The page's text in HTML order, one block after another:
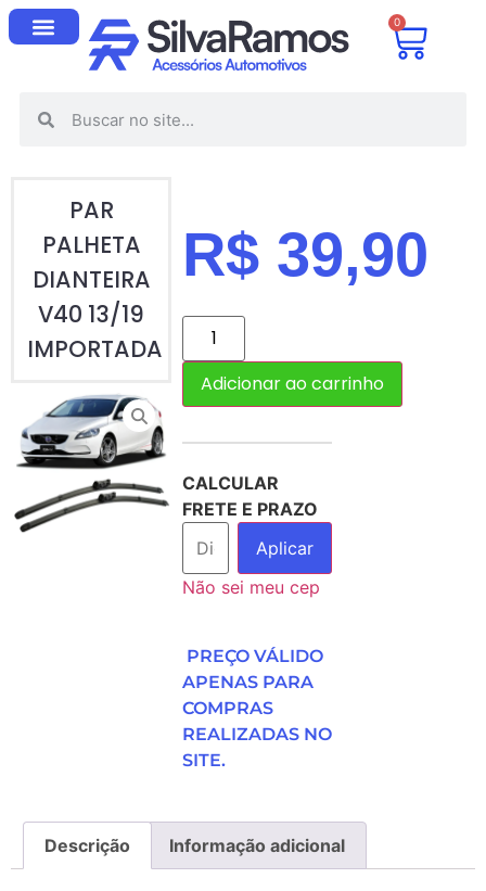
0
PAR
PALHETA
DIANTEIRA
V40 13/19
IMPORTADA
R$ 39,90
Adicionar ao carrinho
CALCULAR
FRETE E PRAZO
Aplicar
Não sei meu cep
PREÇO VÁLIDO
APENAS PARA
COMPRAS
REALIZADAS NO
SITE.
Descrição Informação adicional